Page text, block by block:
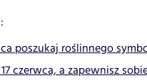
poszukaj roślinnego
czerwca, a zapewnisz